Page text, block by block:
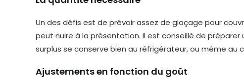
Un des défis est de prévoir assez de glaçage pour
peut nuire à la présentation. Il est conseillé de
surplus se conserve bien au réfrigérateur, ou même au
Ajustements en fonction du goût